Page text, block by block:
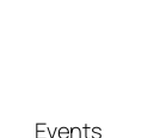
Events